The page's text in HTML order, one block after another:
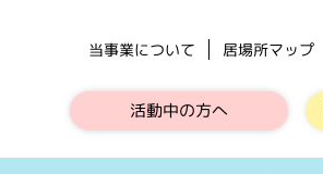
当事業について 居場所マップ
活動中の方へ